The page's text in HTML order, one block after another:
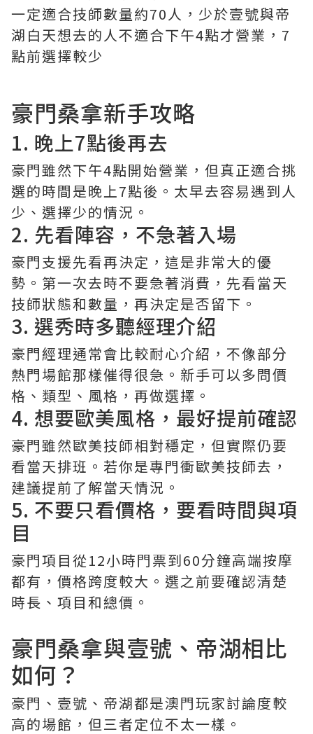
一定適合技師數量約70人，少於壹號與帝
湖白天想去的人不適合下午4點才營業，7
點前選擇較少
豪門桑拿新手攻略
1. 晚上7點後再去
豪門雖然下午4點開始營業，但真正適合挑
選的時間是晚上7點後。太早去容易遇到人
少、選擇少的情況。
2. 先看陣容，不急著入場
豪門支援先看再決定，這是非常大的優
勢。第一次去時不要急著消費，先看當天
技師狀態和數量，再決定是否留下。
3. 選秀時多聽經理介紹
豪門經理通常會比較耐心介紹，不像部分
熱門場館那樣催得很急。新手可以多問價
格、類型、風格，再做選擇。
4. 想要歐美風格，最好提前確認
豪門雖然歐美技師相對穩定，但實際仍要
看當天排班。若你是專門衝歐美技師去，
建議提前了解當天情況。
5. 不要只看價格，要看時間與項
目
豪門項目從12小時門票到60分鐘高端按摩
都有，價格跨度較大。選之前要確認清楚
時長、項目和總價。
豪門桑拿與壹號、帝湖相比
如何？
豪門、壹號、帝湖都是澳門玩家討論度較
高的場館，但三者定位不太一樣。